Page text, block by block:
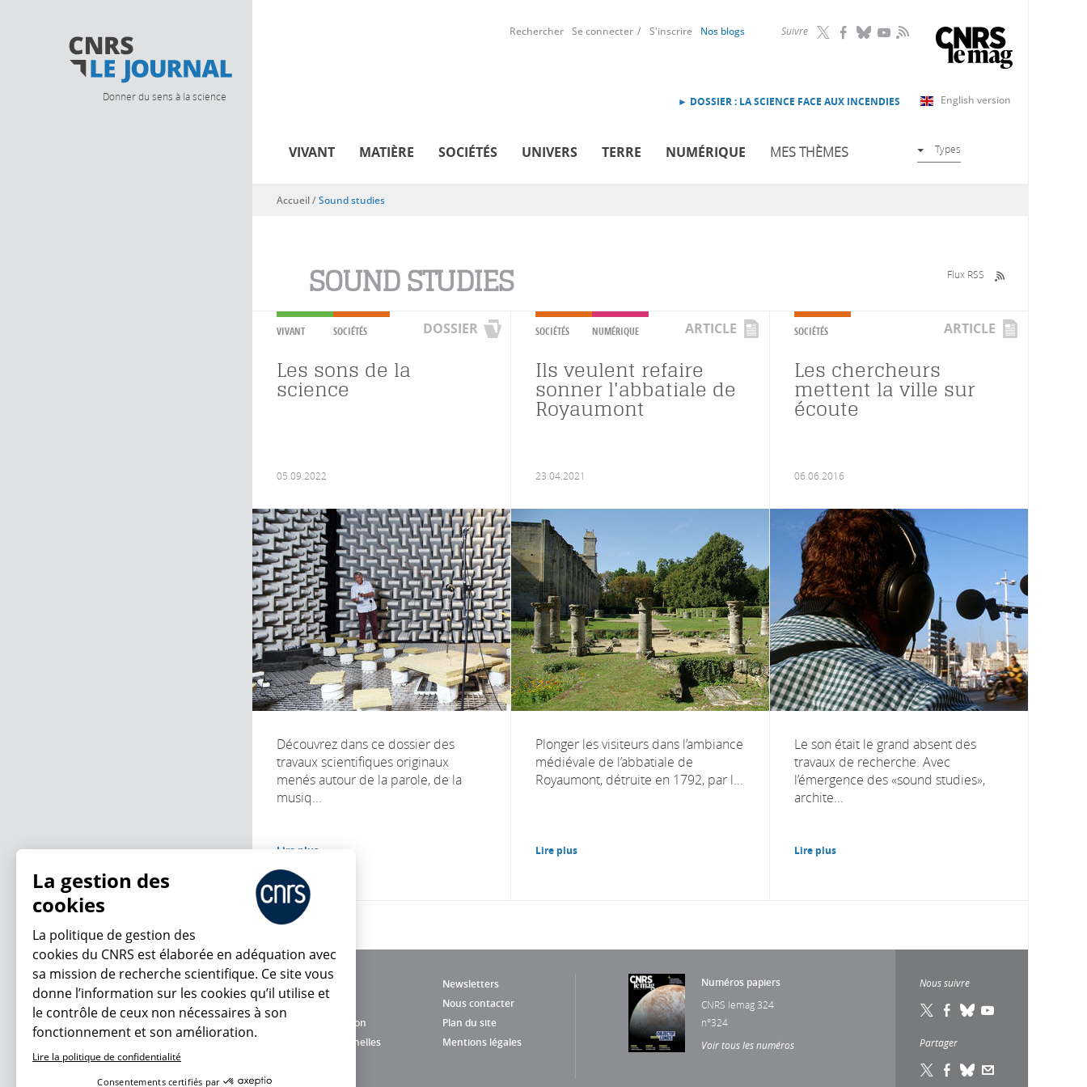
Donner du sens à la science
Suivre RSS
Rechercher Se connecter S'inscrire Nos blogs
English version
► DOSSIER : LA SCIENCE FACE AUX INCENDIES
VIVANT MATIÈRE SOCIÉTÉS UNIVERS TERRE NUMÉRIQUE MES THÈMES Types
Vous êtes ici
Accueil/Sound studies
SOUND STUDIES Flux RSS
VIVANT SOCIÉTÉS DOSSIER
Les sons de la
science
05.09.2022
Découvrez dans ce dossier des
travaux scientifiques originaux
menés autour de la parole, de la
musiq...
Lire plus
SOCIÉTÉS NUMÉRIQUE ARTICLE
Ils veulent refaire
sonner l'abbatiale de
Royaumont
23.04.2021
Plonger les visiteurs dans l’ambiance
médiévale de l’abbatiale de
Royaumont, détruite en 1792, par l...
Lire plus
SOCIÉTÉS ARTICLE
Les chercheurs
mettent la ville sur
écoute
06.06.2016
Le son était le grand absent des
travaux de recherche. Avec
l’émergence des «sound studies»,
archite...
Lire plus
Newsletters
Nous contacter
Charte d'utilisation
Plan du site
Données personnelles
Mentions légales
Numéros papiers
CNRS lemag 324
n°324
Voir tous les numéros
Nous suivre
Partager
En ce moment
La gestion des
cookies
La politique de gestion des
cookies du CNRS est élaborée en adéquation avec
sa mission de recherche scientifique. Ce site vous
donne l’information sur les cookies qu’il utilise et
le contrôle de ceux non nécessaires à son
fonctionnement et son amélioration.
Lire la politique de confidentialité
Consentements certifiés par